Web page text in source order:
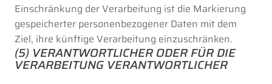
Einschränkung der Verarbeitung ist die Markierung
gespeicherter personenbezogener Daten mit dem
Ziel, ihre künftige Verarbeitung einzuschränken.
(5) VERANTWORTLICHER ODER FÜR DIE
VERARBEITUNG VERANTWORTLICHER